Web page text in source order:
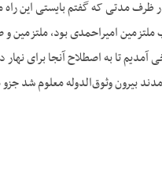
مدتی که گفتم بایستی این
امیراحمدی بود،
تا به اصطلاح آنجا برای
بیرون وثوق‌الدوله معلوم شد